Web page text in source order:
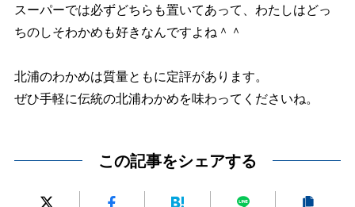
スーパーでは必ずどちらも置いてあって、わたしはどっ
ちのしそわかめも好きなんですよね＾＾
北浦のわかめは質量ともに定評があります。
ぜひ手軽に伝統の北浦わかめを味わってくださいね。
この記事をシェアする